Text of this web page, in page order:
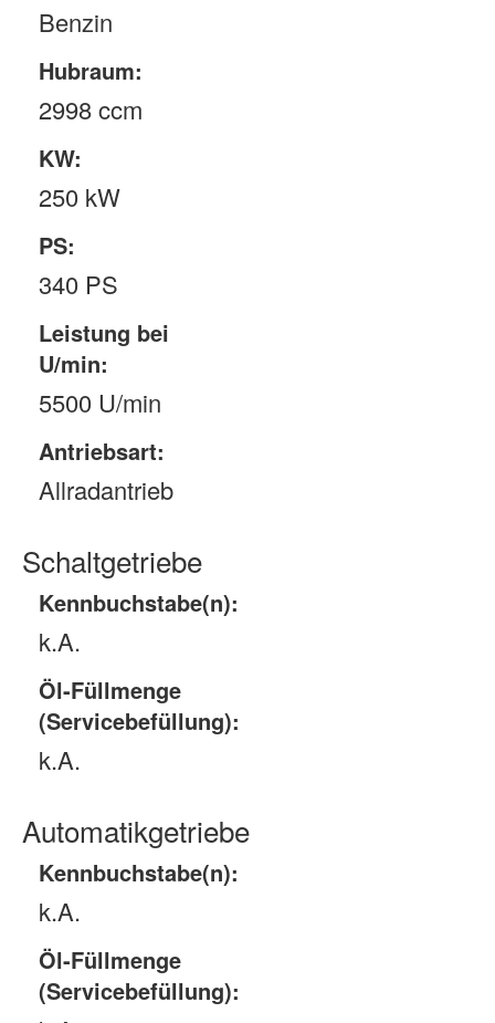
Benzin
Hubraum:
2998 ccm
KW:
250 kW
PS:
340 PS
Leistung bei
U/min:
5500 U/min
Antriebsart:
Allradantrieb
Schaltgetriebe
Kennbuchstabe(n):
k.A.
Öl-Füllmenge
(Servicebefüllung):
k.A.
Automatikgetriebe
Kennbuchstabe(n):
k.A.
Öl-Füllmenge
(Servicebefüllung):